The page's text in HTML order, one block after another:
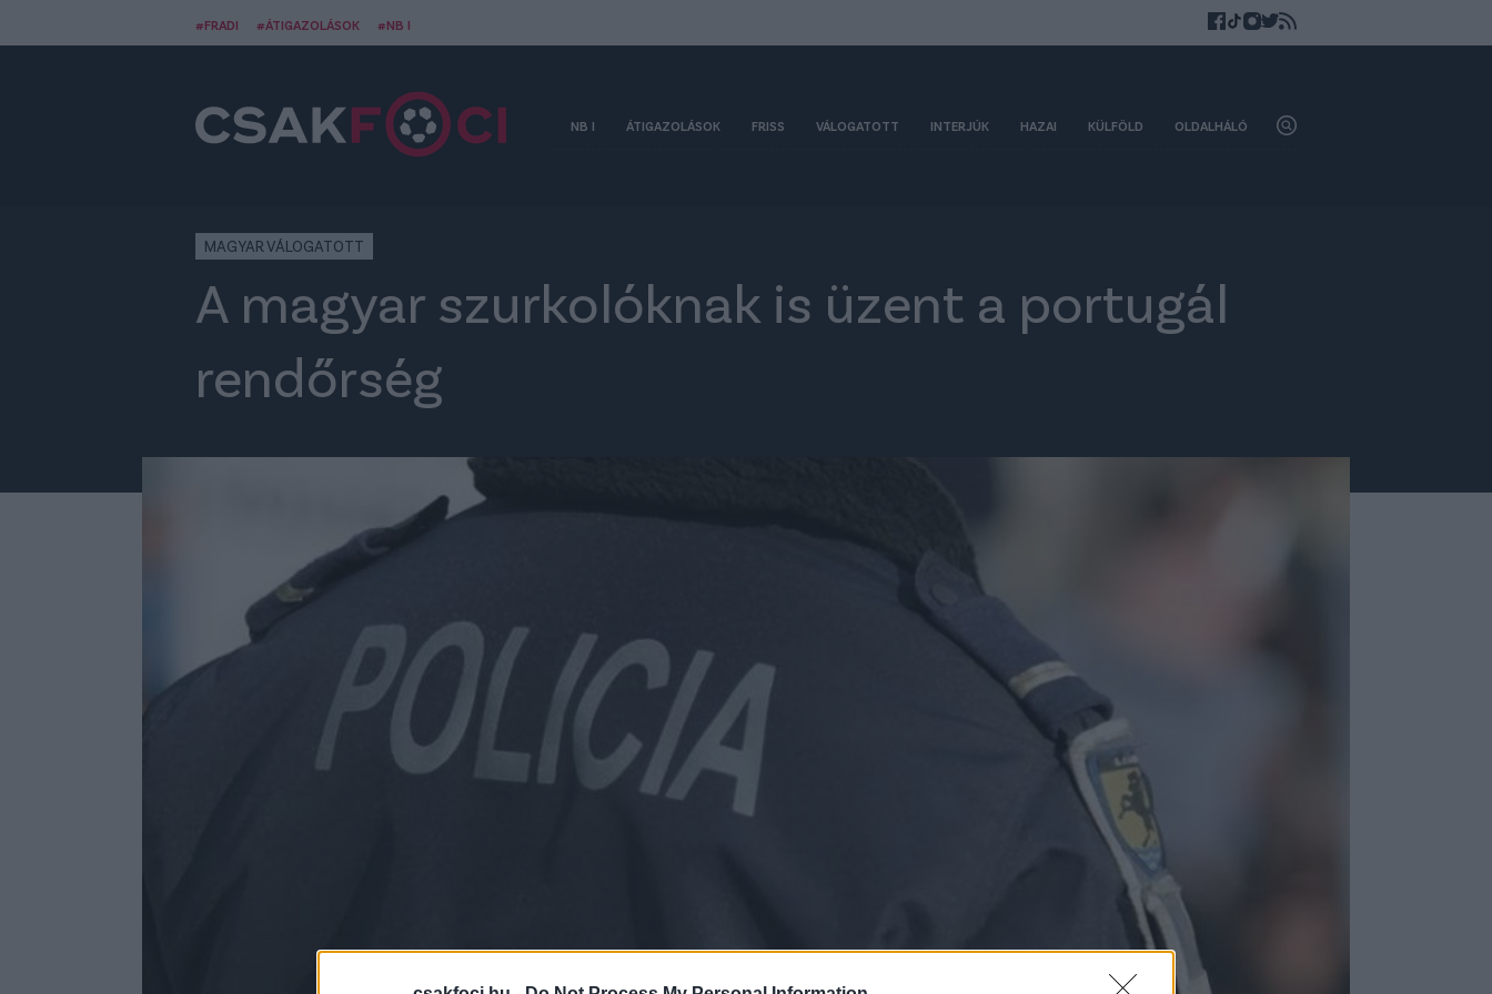
#FRADI #ÁTIGAZOLÁSOK #NB I
NB I ÁTIGAZOLÁSOK FRISS VÁLOGATOTT INTERJÚK HAZAI KÜLFÖLD OLDALHÁLÓ
MAGYAR VÁLOGATOTT
A magyar szurkolóknak is üzent a portugál
rendőrség